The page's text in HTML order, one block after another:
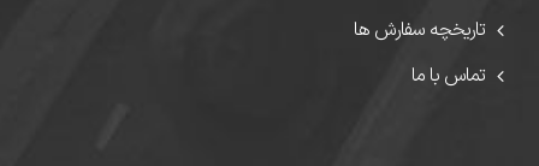
تاریخچه سفارش ها
تماس با ما